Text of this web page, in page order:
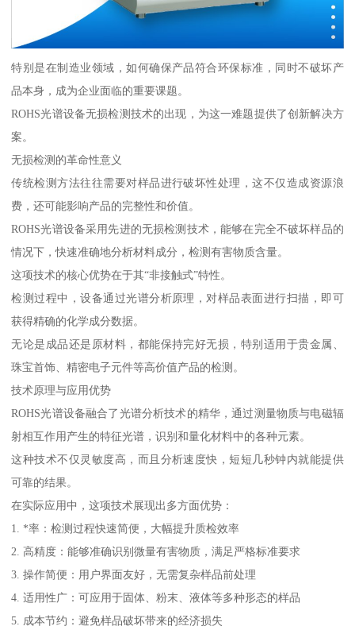
特别是在制造业领域，如何确保产品符合环保标准，同时不破坏产
品本身，成为企业面临的重要课题。
ROHS光谱设备无损检测技术的出现，为这一难题提供了创新解决方
案。
无损检测的革命性意义
传统检测方法往往需要对样品进行破坏性处理，这不仅造成资源浪
费，还可能影响产品的完整性和价值。
ROHS光谱设备采用先进的无损检测技术，能够在完全不破坏样品的
情况下，快速准确地分析材料成分，检测有害物质含量。
这项技术的核心优势在于其“非接触式”特性。
检测过程中，设备通过光谱分析原理，对样品表面进行扫描，即可
获得精确的化学成分数据。
无论是成品还是原材料，都能保持完好无损，特别适用于贵金属、
珠宝首饰、精密电子元件等高价值产品的检测。
技术原理与应用优势
ROHS光谱设备融合了光谱分析技术的精华，通过测量物质与电磁辐
射相互作用产生的特征光谱，识别和量化材料中的各种元素。
这种技术不仅灵敏度高，而且分析速度快，短短几秒钟内就能提供
可靠的结果。
在实际应用中，这项技术展现出多方面优势：
1. *率：检测过程快速简便，大幅提升质检效率
2. 高精度：能够准确识别微量有害物质，满足严格标准要求
3. 操作简便：用户界面友好，无需复杂样品前处理
4. 适用性广：可应用于固体、粉末、液体等多种形态的样品
5. 成本节约：避免样品破坏带来的经济损失